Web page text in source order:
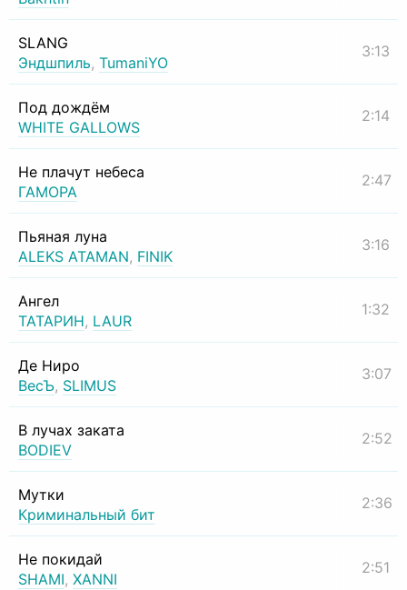
SLANG
Эндшпиль, TumaniYO
3:13
Под дождём
WHITE GALLOWS
2:14
Не плачут небеса
ГАМОРА
2:47
Пьяная луна
ALEKS ATAMAN, FINIK
3:16
Ангел
ТАТАРИН, LAUR
1:32
Де Ниро
ВесЪ, SLIMUS
3:07
В лучах заката
BODIEV
2:52
Мутки
Криминальный бит
2:36
Не покидай
SHAMI, XANNI
2:51